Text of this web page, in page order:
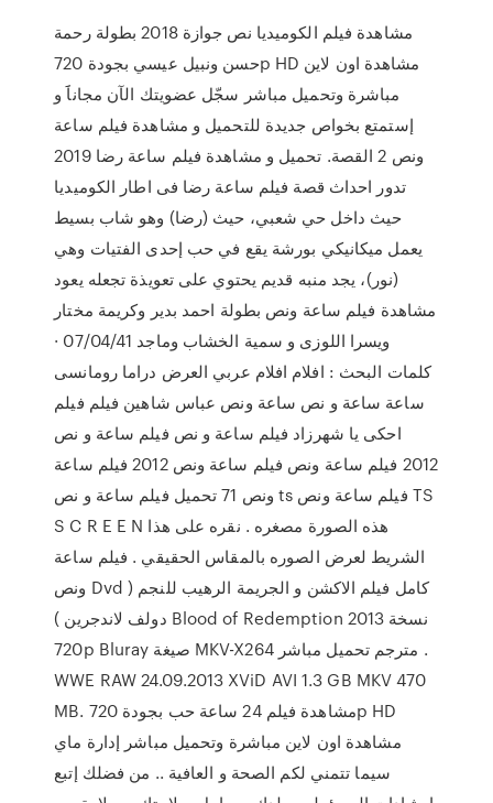
مشاهدة فيلم الكوميديا نص جوازة 2018 بطولة رحمة
حسن ونبيل عيسي بجودة 720p HD مشاهدة اون لاين
مباشرة وتحميل مباشر سجّل عضويتك الآن مجاناََ و
إستمتع بخواص جديدة للتحميل و مشاهدة فيلم ساعة
ونص 2 القصة. تحميل و مشاهدة فيلم ساعة رضا 2019
تدور احداث قصة فيلم ساعة رضا فى اطار الكوميديا
حيث داخل حي شعبي، حيث (رضا) وهو شاب بسيط
يعمل ميكانيكي بورشة يقع في حب إحدى الفتيات وهي
(نور)، يجد منبه قديم يحتوي على تعويذة تجعله يعود
مشاهدة فيلم ساعة ونص بطولة احمد بدير وكريمة مختار
ويسرا اللوزى و سمية الخشاب وماجد 07/04/41 ·
كلمات البحث : افلام افلام عربي العرض دراما رومانسى
ساعة ساعة و نص ساعة ونص عباس شاهين فيلم فيلم
احكى يا شهرزاد فيلم ساعة و نص فيلم ساعة و نص
2012 فيلم ساعة ونص فيلم ساعة ونص 2012 فيلم ساعة
ونص 71 تحميل فيلم ساعة و نص ts فيلم ساعة ونص TS
S C R E E N هذه الصورة مصغره . نقره على هذا
الشريط لعرض الصوره بالمقاس الحقيقي . فيلم ساعة
ونص Dvd كامل فيلم الاكشن و الجريمة الرهيب للنجم (
دولف لاندجرين ) Blood of Redemption 2013 نسخة
720p Bluray صيغة MKV-X264 مترجم تحميل مباشر .
WWE RAW 24.09.2013 XViD AVI 1.3 GB MKV 470
MB. مشاهدة فيلم 24 ساعة حب بجودة 720p HD
مشاهدة اون لاين مباشرة وتحميل مباشر إدارة ماي
سيما تتمني لكم الصحة و العافية .. من فضلك إتبع